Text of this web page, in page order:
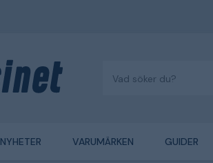
NYHETER VARUMÄRKEN GUIDER